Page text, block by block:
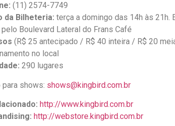
(11) 2574-7749
da Bilheteria: terça a domingo das 14h às 21h.
pelo Boulevard Lateral do Frans Café
(R$ 25 antecipado / R$ 40 inteira / R$ 20
no local
290 lugares
para shows: shows@kingbird.com.br
http://www.kingbird.com.br
http://webstore.kingbird.com.br